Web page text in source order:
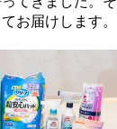
お届けします。